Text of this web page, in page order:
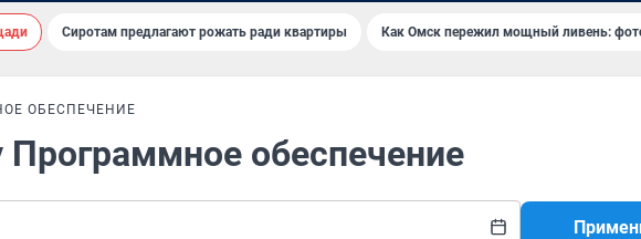
Сиротам предлагают рожать ради квартиры Как Омск пережил мощный ливень:
ОБЕСПЕЧЕНИЕ
Программное обеспечение